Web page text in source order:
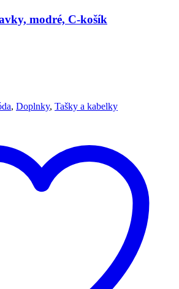
modré, C-košík
, Doplnky, Tašky a kabelky